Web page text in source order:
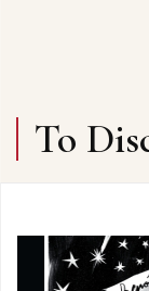
To